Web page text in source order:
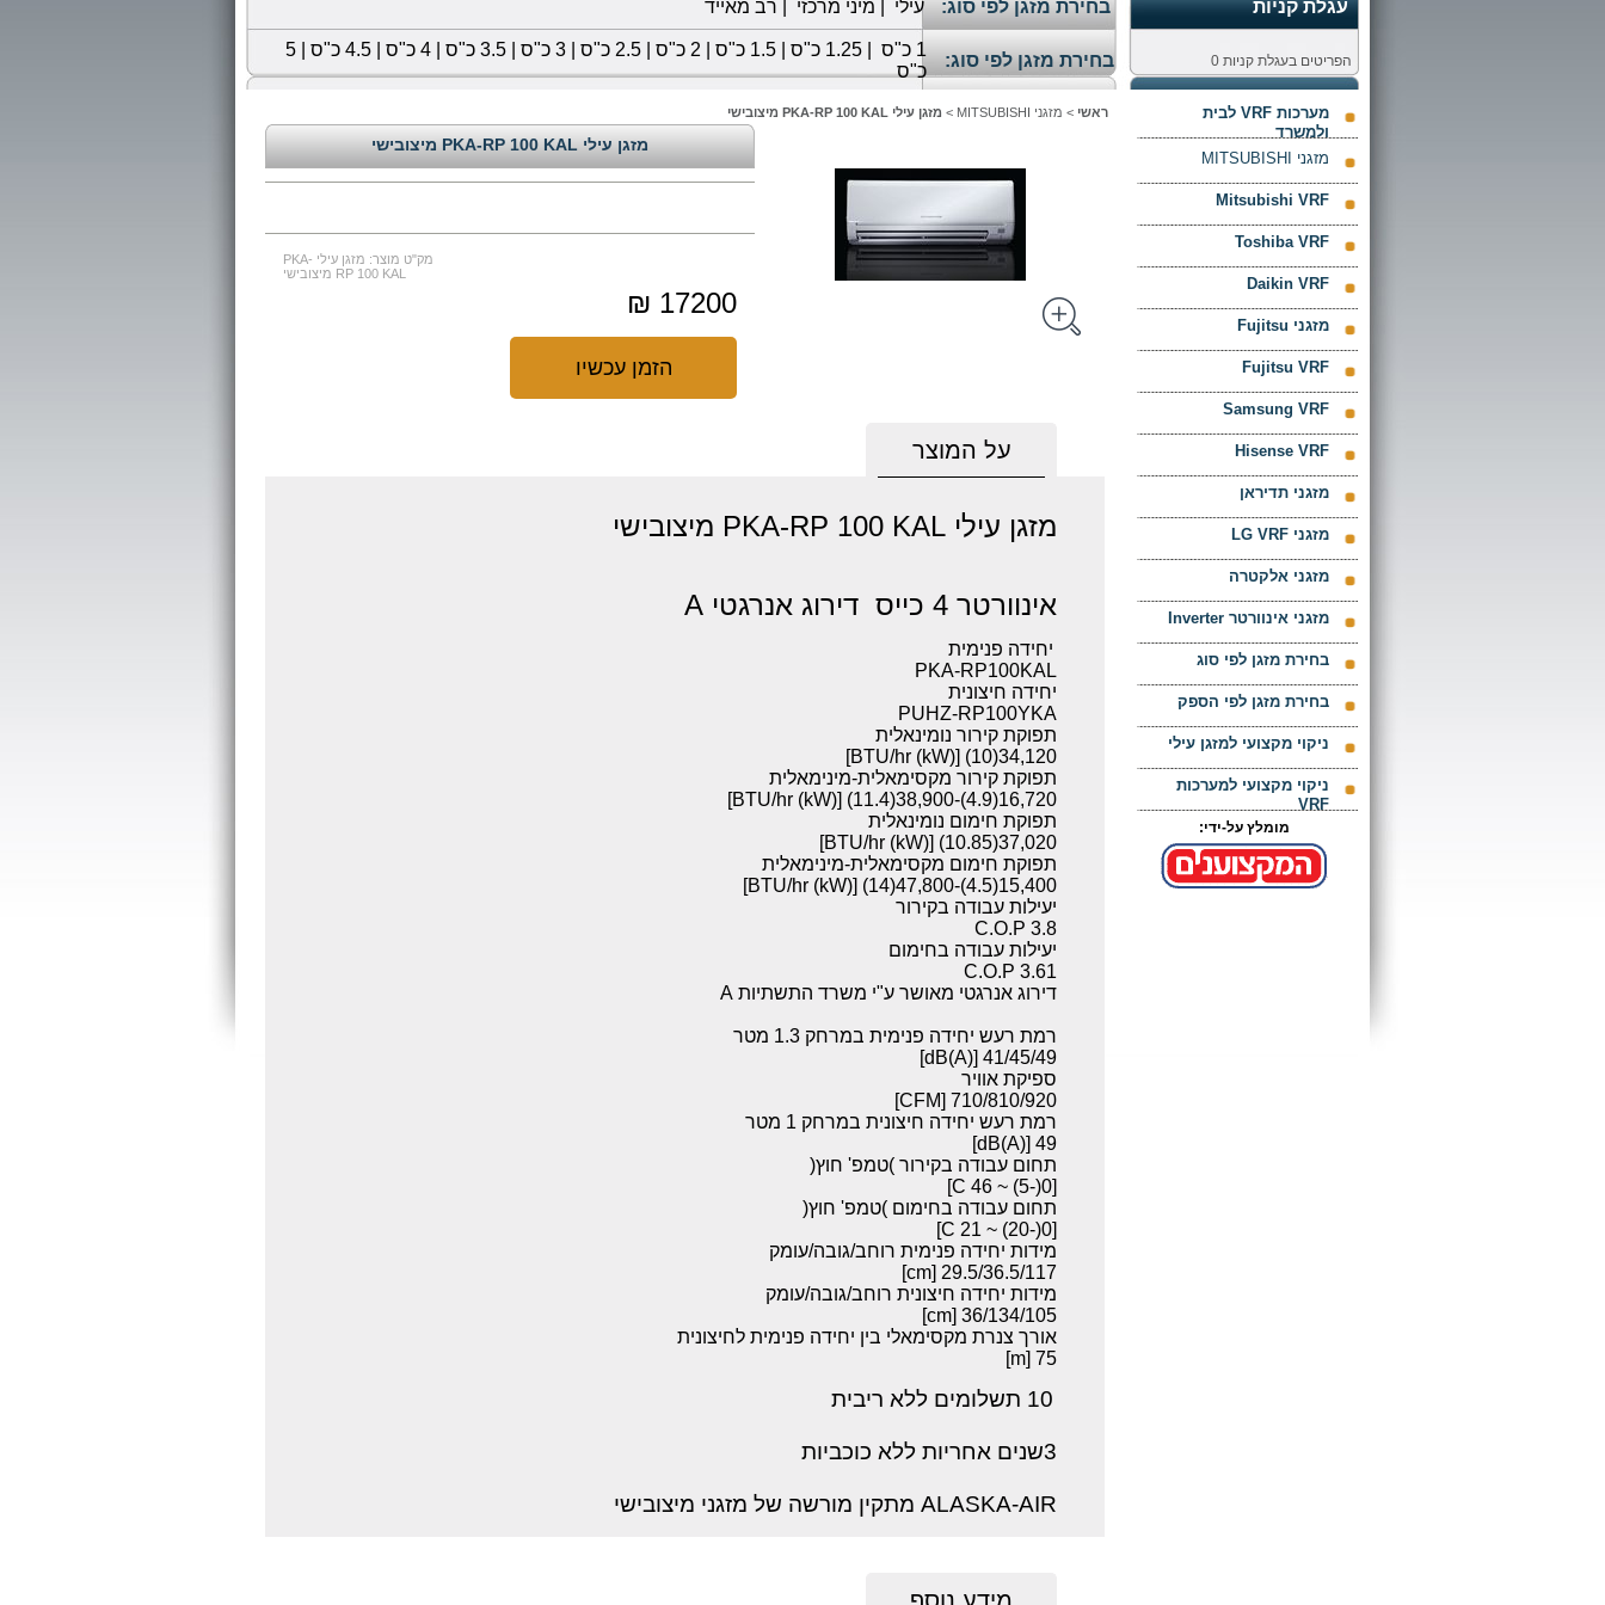
עגלת קניות בחירת מזגן לפי סוג: עילי מיני מרכזי רב מאייד
הפריטים בעגלת קניות 0 בחירת מזגן לפי סוג:
1 כ"ס 1.25 כ"ס 1.5 כ"ס 2 כ"ס 2.5 כ"ס 3 כ"ס 3.5 כ"ס 4 כ"ס 4.5 כ"ס
5
כ"ס
ראשי > מזגני MITSUBISHI > מזגן עילי PKA-RP 100 KAL מיצובישי
מזגן עילי PKA-RP 100 KAL מיצובישי
מק"ט מוצר: מזגן עילי PKA-
RP 100 KAL מיצובישי
17200 ₪
הזמן עכשיו
על המוצר
מזגן עילי PKA-RP 100 KAL מיצובישי
אינוורטר 4 כייס דירוג אנרגטי A
יחידה פנימית
PKA-RP100KAL
יחידה חיצונית
PUHZ-RP100YKA
תפוקת קירור נומינאלית
34,120(10) [BTU/hr (kW)]
תפוקת קירור מקסימאלית-מינימאלית
16,720(4.9)-38,900(11.4) [BTU/hr (kW)]
תפוקת חימום נומינאלית
37,020(10.85) [BTU/hr (kW)]
תפוקת חימום מקסימאלית-מינימאלית
15,400(4.5)-47,800(14) [BTU/hr (kW)]
יעילות עבודה בקירור
3.8 C.O.P
יעילות עבודה בחימום
3.61 C.O.P
דירוג אנרגטי מאושר ע"י משרד התשתיות A
רמת רעש יחידה פנימית במרחק 1.3 מטר
41/45/49 [dB(A)]
ספיקת אוויר
710/810/920 [CFM]
רמת רעש יחידה חיצונית במרחק 1 מטר
49 [dB(A)]
תחום עבודה בקירור )טמפ' חוץ(
[0(-5) ~ 46 C]
תחום עבודה בחימום )טמפ' חוץ(
[0(-20) ~ 21 C]
מידות יחידה פנימית רוחב/גובה/עומק
29.5/36.5/117 [cm]
מידות יחידה חיצונית רוחב/גובה/עומק
36/134/105 [cm]
אורך צנרת מקסימאלי בין יחידה פנימית לחיצונית
75 [m]
10 תשלומים ללא ריבית
3שנים אחריות ללא כוכביות
ALASKA-AIR מתקין מורשה של מזגני מיצובישי
מערכות VRF לבית
ולמשרד
מזגני MITSUBISHI
Mitsubishi VRF
Toshiba VRF
Daikin VRF
מזגני Fujitsu
Fujitsu VRF
Samsung VRF
Hisense VRF
מזגני תדיראן
מזגני LG VRF
מזגני אלקטרה
מזגני אינוורטר Inverter
בחירת מזגן לפי סוג
בחירת מזגן לפי הספק
ניקוי מקצועי למזגן עילי
ניקוי מקצועי למערכות
VRF
מומלץ על-ידי: